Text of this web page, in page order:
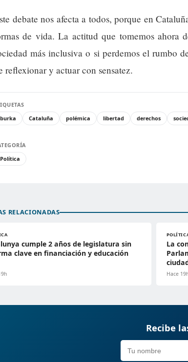
debate nos afecta a todos, porque en
de vida. La actitud que tomemos ahora
más inclusiva o si perdemos el rumbo
reflexionar y actuar con sensatez.
burka
Cataluña polémica libertad derechos
Política
RELACIONADAS
cumple 2 años de legislatura sin
clave en financiación y educación
La
Hace
Recibe